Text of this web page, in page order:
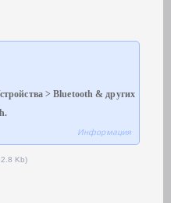
> Bluetooth & других
Информация
Kb)